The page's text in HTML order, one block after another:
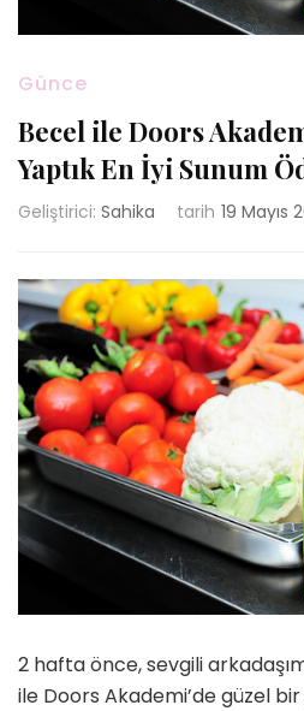
Günce
Becel ile Doors
Yaptık En İyi Sunum
Geliştirici: Sahika tarih 19 Mayıs
2 hafta önce, sevgili
ile Doors Akademi’de güzel